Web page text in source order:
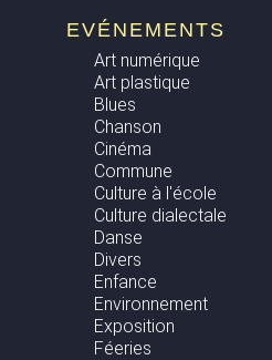
EVÉNEMENTS
Art numérique
Art plastique
Blues
Chanson
Cinéma
Commune
Culture à l'école
Culture dialectale
Danse
Divers
Enfance
Environnement
Exposition
Féeries